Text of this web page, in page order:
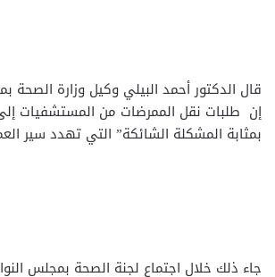
قال الدكتور أحمد البيلي وكيل وزارة الصحة
إن طلبات نقل الممرضات من المستشفيات
بمثابة المشكلة الشائكة” التي تهدد سير
جاء ذلك خلال اجتماع لجنة الصحة بمجلس